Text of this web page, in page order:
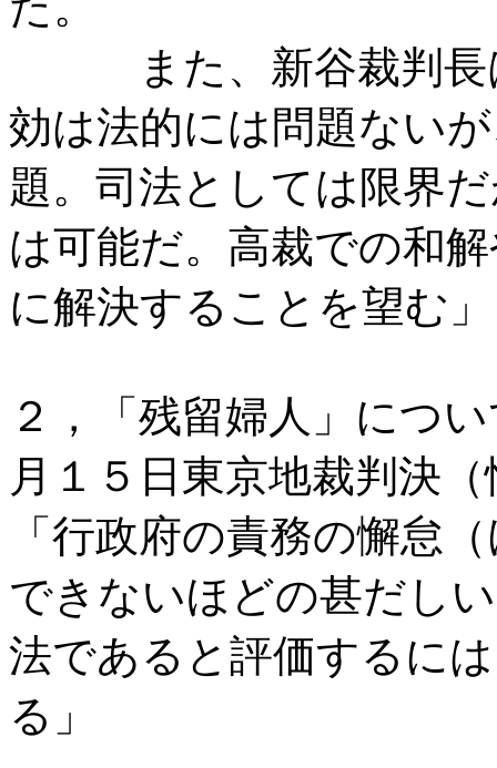
また、新谷裁判長は
効は法的には問題ない
題。司法としては限界
は可能だ。高裁での和
に解決することを望む
２，「残留婦人」につ
月１５日東京地裁判決
「行政府の責務の懈怠
できないほどの甚だし
法であると評価するに
る」